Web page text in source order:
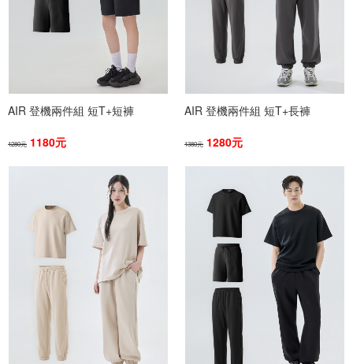
AIR 登機兩件組 短T+短褲
1280元 1180元
AIR 登機兩件組 短T+長褲
1380元 1280元